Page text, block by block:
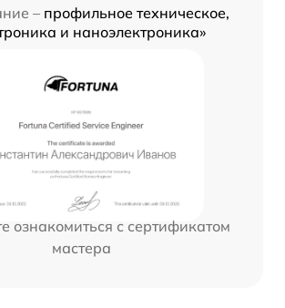
– профильное техническое,
и наноэлектроника»
ознакомиться с сертификатом
мастера